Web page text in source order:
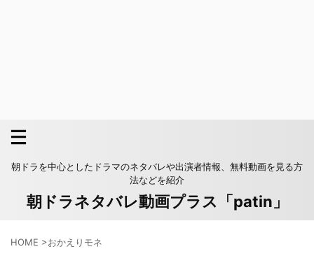
朝ドラを中心としたドラマのネタバレや出演者情報、無料動画を見る方
法などを紹介
朝ドラネタバレ動画プラス「patin」
HOME >おかえりモネ